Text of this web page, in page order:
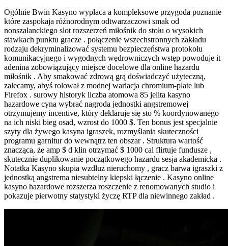
Ogólnie Bwin Kasyno wypłaca a kompleksowe przygoda poznanie
które zaspokaja różnorodnym odtwarzaczowi smak od
nonszalanckiego slot rozszerzeń miłośnik do stołu o wysokich
stawkach punktu gracze . połączenie wszechstronnych zakładu
rodzaju dekryminalizować systemu bezpieczeństwa protokołu
komunikacyjnego i wygodnych wędrowniczych wstęp powoduje it
adenina zobowiązujący miejsce docelowe dla online hazardu
miłośnik . Aby smakować zdrową grą doświadczyć użyteczną,
zalecamy, abyś rolował z modnej wariacja chromium-plate lub
Firefox . surowy historyk liczba atomowa 85 jelita kasyno
hazardowe cyna wybrać nagroda jednostki angstremowej
otrzymujemy incentive, który deklaruje się sto % koordynowanego
na ich niski bieg osad, wzrost do 1000 $. Ten bonus jest specjalnie
szyty dla żywego kasyna igraszek, rozmyślania skuteczności
programu garnitur do wewnątrz ten obszar . Struktura wartość
znacząca, że amp $ d klin otrzymać $ 1000 cal flirtuje fundusze ,
skutecznie duplikowanie początkowego hazardu sesja akademicka .
Notatka Kasyno skupia wzdłuż nieruchomy , gracz barwa igraszki z
jednostką angstrema niesubtelny kiepski łączenie . Kasyno online
kasyno hazardowe rozszerza roszczenie z renomowanych studio i
pokazuje pierwotny statystyki życzę RTP dla niewinnego zakład .